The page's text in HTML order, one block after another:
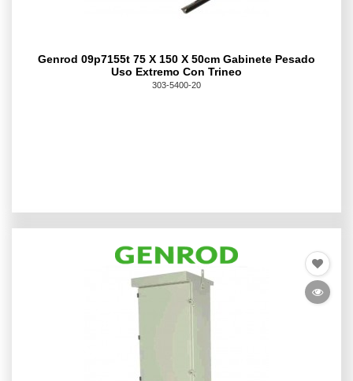
Genrod 09p7155t 75 X 150 X 50cm Gabinete Pesado
Uso Extremo Con Trineo
303-5400-20